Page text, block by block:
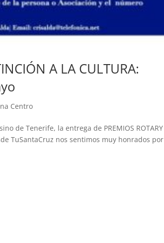
A LA CULTURA:
Centro
de Tenerife, la entrega de PREMIOS ROTARY
TuSantaCruz nos sentimos muy honrados por